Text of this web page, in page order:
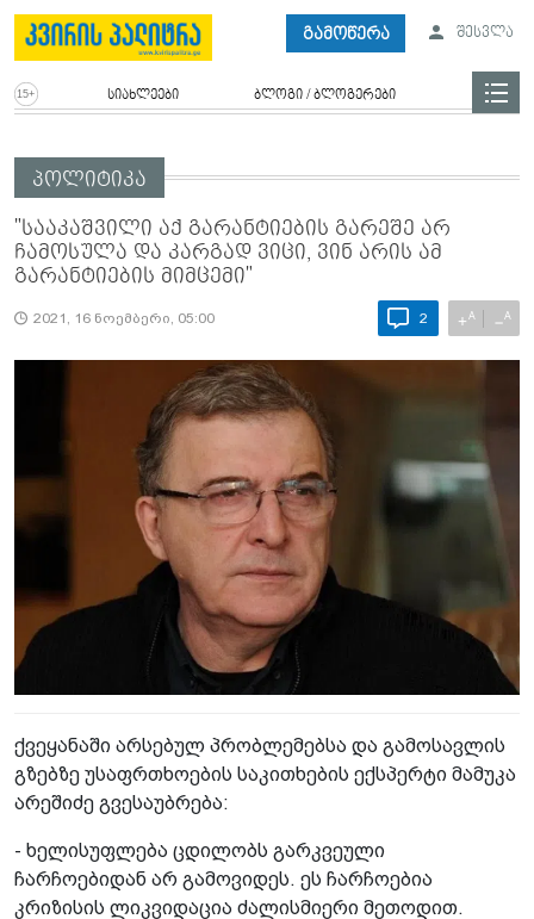
გამოწერა შესვლა
სიახლეები ბლოგი / ბლოგერები
პოლიტიკა
"სააკაშვილი აქ გარანტიების გარეშე არ
ჩამოსულა და კარგად ვიცი, ვინ არის ამ
გარანტიების მიმცემი"
2021, 16 ნოემბერი, 05:00 2 +A −A
ქვეყანაში არსებულ პრობლემებსა და გამოსავლის
გზებზე უსაფრთხოების საკითხების ექსპერტი მამუკა
არეშიძე გვესაუბრება:
- ხელისუფლება ცდილობს გარკვეული
ჩარჩოებიდან არ გამოვიდეს. ეს ჩარჩოებია
კრიზისის ლიკვიდაცია ძალისმიერი მეთოდით.